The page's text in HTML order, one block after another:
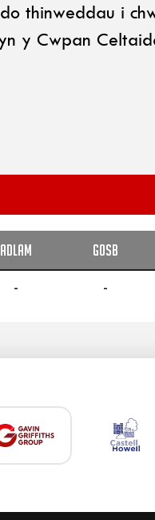
thinweddau i
y Cwpan
ADLAM GOSB
- -